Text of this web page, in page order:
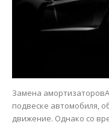
Замена
подвеске автомобиля,
движение. Однако со